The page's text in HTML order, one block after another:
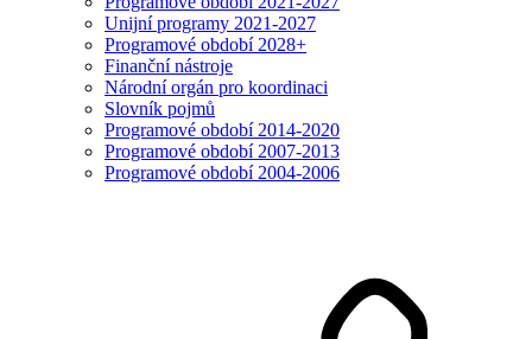
Unijní programy 2021-2027
Programové období 2028+
Finanční nástroje
Národní orgán pro koordinaci
Slovník pojmů
Programové období 2014-2020
Programové období 2007-2013
Programové období 2004-2006